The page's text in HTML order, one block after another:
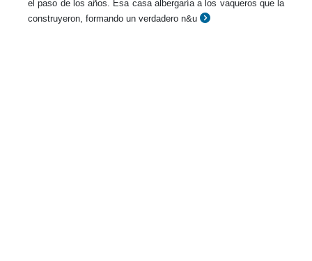
el paso de los años. Esa casa albergaría a los vaqueros que la
construyeron, formando un verdadero n&u